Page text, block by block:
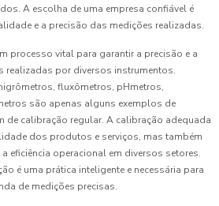
A escolha de uma empresa confiável é
e a precisão das medições realizadas.
processo vital para garantir a precisão e a
realizadas por diversos instrumentos.
fluxômetros, pHmetros,
são apenas alguns exemplos de
de calibração regular. A calibração adequada
dos produtos e serviços, mas também
eficiência operacional em diversos setores.
é uma prática inteligente e necessária para
de medições precisas.